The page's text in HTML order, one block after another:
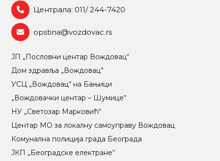
Централа: 011/ 244-7420
opstina@vozdovac.rs
ЈП „Пословни центар Вождовац“
Дом здравља „Вождовац”
УСЦ „Вождовац“ на Бањици
„Вождовачки центар – Шумице“
НУ „Светозар Марковић“
Центар МO за локалну самоуправу Вождовац
Комунална полиција града Београда
ЈКП „Београдске електране“